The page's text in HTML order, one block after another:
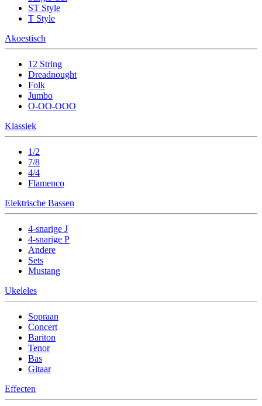
ST Style
T Style
Akoestisch
12 String
Dreadnought
Folk
Jumbo
O-OO-OOO
Klassiek
1/2
7/8
4/4
Flamenco
Elektrische Bassen
4-snarige J
4-snarige P
Andere
Sets
Mustang
Ukeleles
Sopraan
Concert
Bariton
Tenor
Bas
Gitaar
Effecten